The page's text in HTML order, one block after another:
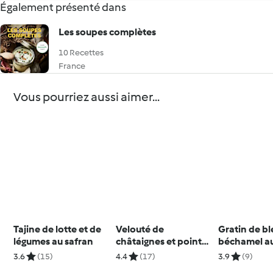
Également présenté dans
Les soupes complètes
10 Recettes
France
Vous pourriez aussi aimer...
Tajine de lotte et de
légumes au safran
3.6 (15)
Velouté de
châtaignes et pointe
de Chartreuse
4.4 (17)
Gratin de
béchamel
et cheddar
3.9 (9)